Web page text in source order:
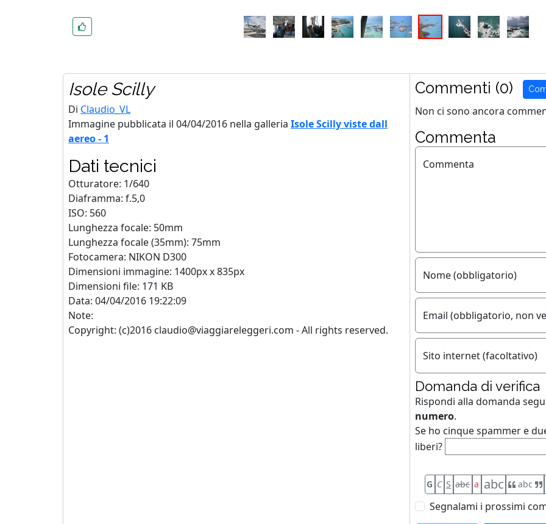
Isole Scilly
Di Claudio_VL
Immagine pubblicata il 04/04/2016 nella galleria Isole Scilly viste dall
aereo - 1
Dati tecnici
Otturatore: 1/640
Diaframma: f.5,0
ISO: 560
Lunghezza focale: 50mm
Lunghezza focale (35mm): 75mm
Fotocamera: NIKON D300
Dimensioni immagine: 1400px x 835px
Dimensioni file: 171 KB
Data: 04/04/2016 19:22:09
Note:
Copyright: (c)2016 claudio@viaggiareleggeri.com - All rights reserved.
Commenti (0)
Non ci sono ancora
Commenta
Commenta
Nome (obbligatorio)
Email (obbligatorio, non
Sito internet (facoltativo)
Domanda di verifica
Rispondi alla domanda
numero.
Se ho cinque spammer e
liberi?
G C S abc a abc abc
Segnalami i prossimi